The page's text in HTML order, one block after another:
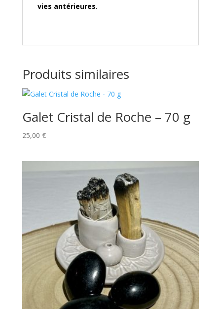
vies antérieures.
Produits similaires
Galet Cristal de Roche – 70 g
25,00 €